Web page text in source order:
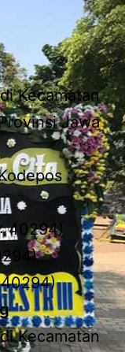
Kecamatan
Jawa
:
40294)
40294)
Kecamatan